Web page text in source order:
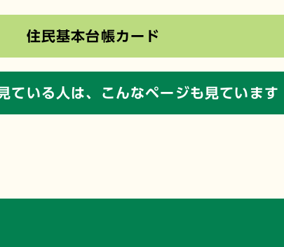
住民基本台帳カード
ている人は、 こんなページも見ています